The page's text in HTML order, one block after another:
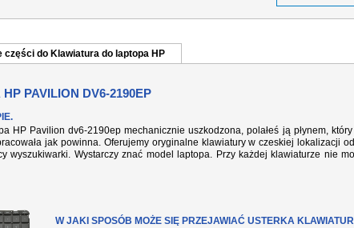
części do Klawiatura do laptopa HP
PAVILION DV6-2190EP
HP Pavilion dv6-2190ep mechanicznie uszkodzona, polałeś ją płynem,
jak powinna. Oferujemy oryginalne klawiatury w czeskiej lokalizacji
wyszukiwarki. Wystarczy znać model laptopa. Przy każdej klawiaturze nie
W JAKI SPOSÓB MOŻE SIĘ PRZEJAWIAĆ USTERKA